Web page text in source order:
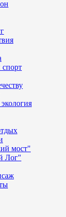
спорт
мост"
Лог"